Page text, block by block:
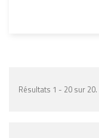
Résultats 1 - 20 sur 20.